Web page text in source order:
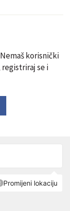
korisnički
registriraj se i